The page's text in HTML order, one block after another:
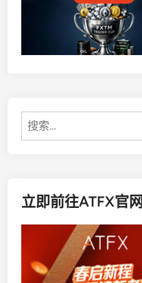
搜
索：
立即前往ATFX官网